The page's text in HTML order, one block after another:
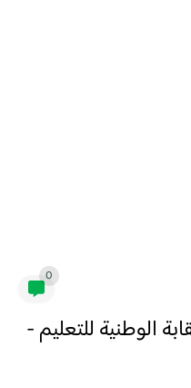
0
الوطنية للتعليم -